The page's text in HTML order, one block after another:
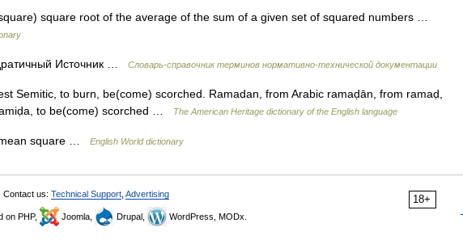
square root of the average of the sum of a given set of squared numbers …
Источник … Словарь-справочник терминов нормативно-технической документации
Semitic, to burn, be(come) scorched. Ramadan, from Arabic ramaḍān, from ramaḍ,
to be(come) scorched …
The American Heritage dictionary of the English language
square … English World dictionary
18+
Contact us: Technical Support Advertising
on PHP, Joomla, Drupal, WordPress, MODx.